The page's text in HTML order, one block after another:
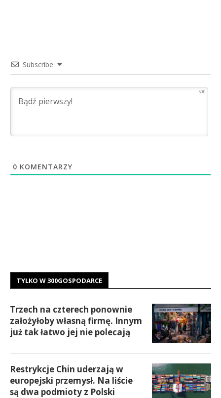
Subscribe
500
0 KOMENTARZY
TYLKO W 300GOSPODARCE
Trzech na czterech ponownie
założyłoby własną firmę. Innym
już tak łatwo jej nie polecają
Restrykcje Chin uderzają w
europejski przemysł. Na liście
są dwa podmioty z Polski